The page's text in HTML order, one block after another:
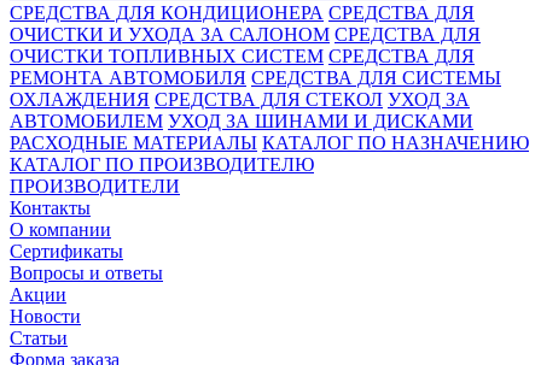
СРЕДСТВА ДЛЯ КОНДИЦИОНЕРА СРЕДСТВА ДЛЯ
ОЧИСТКИ И УХОДА ЗА САЛОНОМ СРЕДСТВА ДЛЯ
ОЧИСТКИ ТОПЛИВНЫХ СИСТЕМ СРЕДСТВА ДЛЯ
РЕМОНТА АВТОМОБИЛЯ СРЕДСТВА ДЛЯ СИСТЕМЫ
ОХЛАЖДЕНИЯ СРЕДСТВА ДЛЯ СТЕКОЛ УХОД ЗА
АВТОМОБИЛЕМ УХОД ЗА ШИНАМИ И ДИСКАМИ
РАСХОДНЫЕ МАТЕРИАЛЫ КАТАЛОГ ПО НАЗНАЧЕНИЮ
КАТАЛОГ ПО ПРОИЗВОДИТЕЛЮ
ПРОИЗВОДИТЕЛИ
Контакты
О компании
Сертификаты
Вопросы и ответы
Акции
Новости
Статьи
Форма заказа